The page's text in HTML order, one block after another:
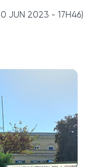
JUN 2023 - 17H46)